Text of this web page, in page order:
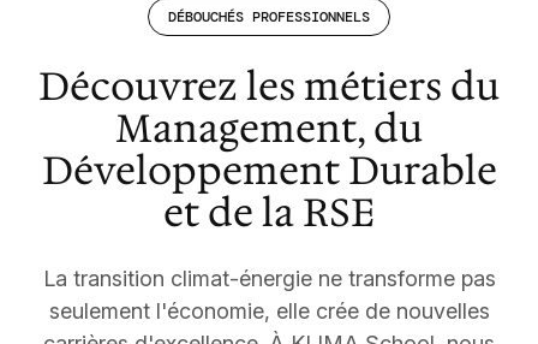
DÉBOUCHÉS PROFESSIONNELS
Découvrez les métiers du
Management, du
Développement Durable
et de la RSE
La transition climat-énergie ne transforme pas
seulement l'économie, elle crée de nouvelles